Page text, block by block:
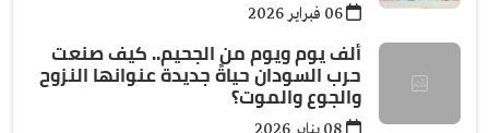
ألف يوم ويوم من الجحيم.. كيف صنعت
حرب السودان حياةً جديدة عنوانها النزوح
والجوع والموت؟